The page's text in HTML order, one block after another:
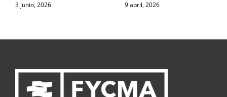
3 junio, 2026 9 abril, 2026